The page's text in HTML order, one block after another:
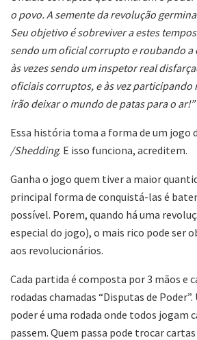
o povo. A semente da revolução
Seu objetivo é sobreviver a estes
sendo um oficial corrupto e roubando a
às vezes sendo um inspetor real
oficiais corruptos, e às vez participando
irão deixar o mundo de patas para o ar!”
Essa história toma a forma de um jogo
/Shedding. E isso funciona, acreditem.
Ganha o jogo quem tiver a maior
principal forma de conquistá-las é
possível. Porem, quando há uma
especial do jogo), o mais rico pode ser
aos revolucionários.
Cada partida é composta por 3 mãos e
rodadas chamadas “Disputas de
poder é uma rodada onde todos jogam
passem. Quem passa pode trocar